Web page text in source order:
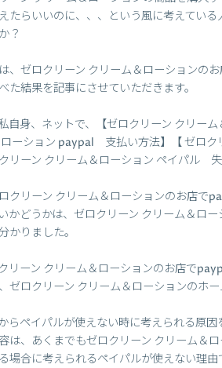
たらいいのに、、、という風に考えてい
？
、ゼロクリーン クリーム＆ローションの
た結果を記事にさせていただきます。
自身、ネットで、【ゼロクリーン クリー
ーション paypal 支払い方法】【 ゼロク
リーン クリーム＆ローション ペイパル
クリーン クリーム＆ローションのお店で
かどうかは、ゼロクリーン クリーム＆ロ
かりました。
リーン クリーム＆ローションのお店で
ゼロクリーン クリーム＆ローションのホ
らペイパルが使えない時に考えられる原
は、あくまでもゼロクリーン クリーム＆
場合に考えられるペイパルが使えない理